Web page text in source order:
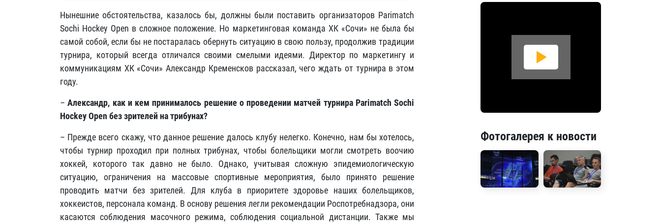
Нынешние обстоятельства, казалось бы, должны были поставить организаторов Parimatch
Sochi Hockey Open в сложное положение. Но маркетинговая команда ХК «Сочи» не была бы
самой собой, если бы не постаралась обернуть ситуацию в свою пользу, продолжив традиции
турнира, который всегда отличался своими смелыми идеями. Директор по маркетингу и
коммуникациям ХК «Сочи» Александр Кременсков рассказал, чего ждать от турнира в этом
году.
–Александр, как и кем принималось решение о проведении матчей турнира Parimatch Sochi
HockeyOpen без зрителей на трибунах?
– Прежде всего скажу, что данное решение далось клубу нелегко. Конечно, нам бы хотелось,
чтобы турнир проходил при полных трибунах, чтобы болельщики могли смотреть воочию
хоккей, которого так давно не было. Однако, учитывая сложную эпидемиологическую
ситуацию, ограничения на массовые спортивные мероприятия, было принято решение
проводить матчи без зрителей. Для клуба в приоритете здоровье наших болельщиков,
хоккеистов, персонала команд. В основу решения легли рекомендации Роспотребнадзора, они
касаются соблюдения масочного режима, соблюдения социальной дистанции. Также мы
Фотогалерея к новости